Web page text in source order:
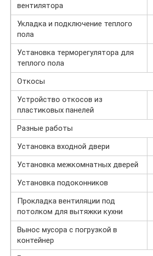
вентилятора
Укладка и подключение теплого
пола
Установка терморегулятора для
теплого пола
Откосы
Устройство откосов из
пластиковых панелей
Разные работы
Установка входной двери
Установка межкомнатных дверей
Установка подоконников
Прокладка вентиляции под
потолком для вытяжки кухни
Вынос мусора с погрузкой в
контейнер